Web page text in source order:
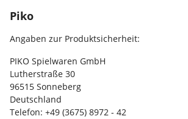
Piko
Angaben zur Produktsicherheit:
PIKO Spielwaren GmbH
Lutherstraße 30
96515 Sonneberg
Deutschland
Telefon: +49 (3675) 8972 - 42